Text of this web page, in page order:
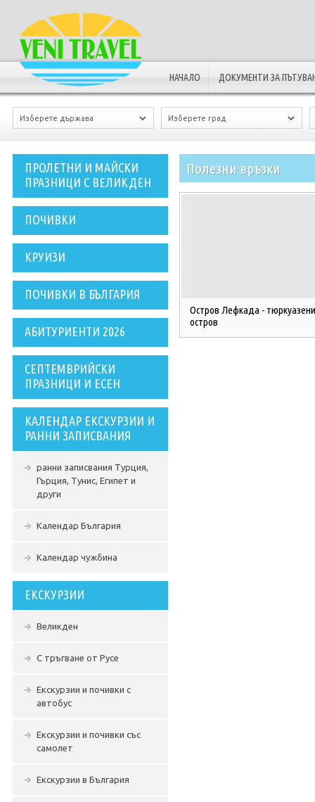
НАЧАЛО ДОКУМЕНТИ ЗА
ПРОЛЕТНИ И МАЙСКИ
ПРАЗНИЦИ С ВЕЛИКДЕН
ПОЧИВКИ
КРУИЗИ
ПОЧИВКИ В БЪЛГАРИЯ
АБИТУРИЕНТИ 2026
СЕПТЕМВРИЙСКИ
ПРАЗНИЦИ И ЕСЕН
КАЛЕНДАР ЕКСКУРЗИИ И
РАННИ ЗАПИСВАНИЯ
ранни записвания Турция,
Гърция, Тунис, Египет и
други
Календар България
Календар чужбина
ЕКСКУРЗИИ
Великден
С тръгване от Русе
Екскурзии и почивки с
автобус
Екскурзии и почивки със
самолет
Екскурзии в България
Полезни връзки
Остров Лефкада -
остров